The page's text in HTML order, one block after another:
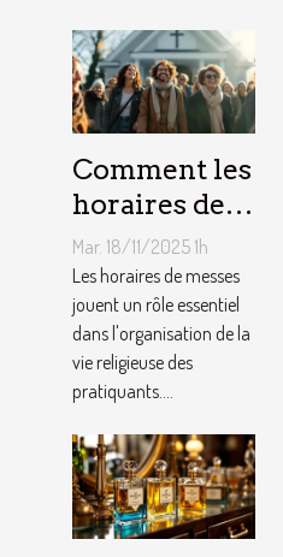
Comment les
horaires de
messes
facilitent la
vie des
pratiquants ?
Mar. 18/11/2025 1h
Les horaires de messes
jouent un rôle essentiel
dans l'organisation de la
vie religieuse des
pratiquants....